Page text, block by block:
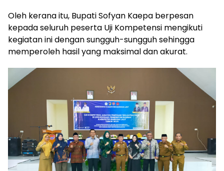
Oleh kerana itu, Bupati Sofyan Kaepa berpesan
kepada seluruh peserta Uji Kompetensi mengikuti
kegiatan ini dengan sungguh-sungguh sehingga
memperoleh hasil yang maksimal dan akurat.